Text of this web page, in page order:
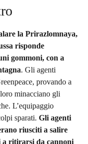
la Prirazlomnaya,
risponde
gommoni, con a
. Gli agenti
provando a
minacciano gli
L’equipaggio
sparati. Gli agenti
riusciti a salire
a ritirarsi da cannoni